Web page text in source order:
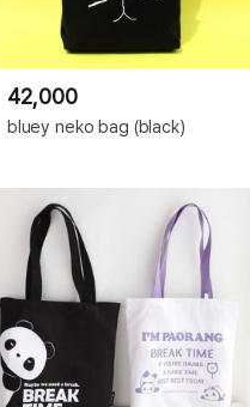
42,000
bluey neko bag (black)